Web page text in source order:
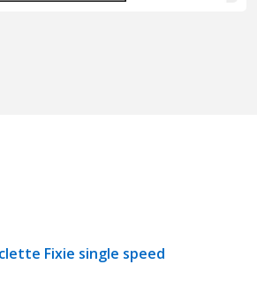
Fixie single speed